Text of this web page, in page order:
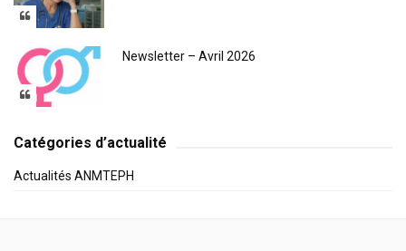
Newsletter – Avril 2026
Catégories d’actualité
Actualités ANMTEPH